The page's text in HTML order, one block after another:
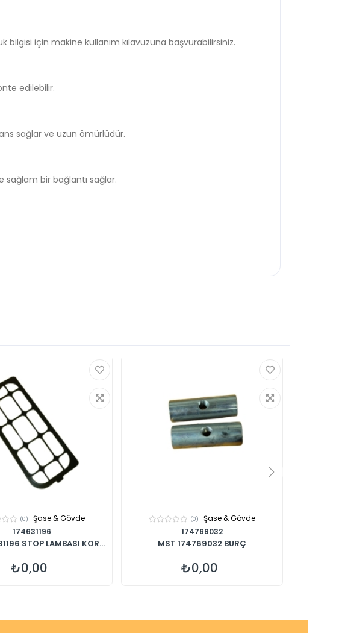
için makine kullanım kılavuzuna başvurabilirsiniz.
edilebilir.
sağlar ve uzun ömürlüdür.
sağlam bir bağlantı sağlar.
(0)
Şase & Gövde
174631196
STOP LAMBASI KOR...
₺0,00
(0)
Şase & Gövde
174769032
MST 174769032 BURÇ
₺0,00